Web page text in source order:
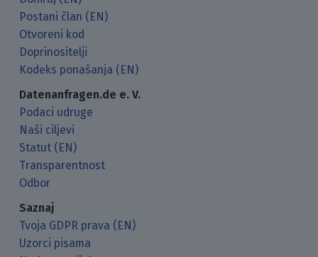
Postani član (EN)
Otvoreni kod
Doprinositelji
Kodeks ponašanja (EN)
Datenanfragen.de e. V.
Podaci udruge
Naši ciljevi
Statut (EN)
Transparentnost
Odbor
Saznaj
Tvoja GDPR prava (EN)
Uzorci pisama